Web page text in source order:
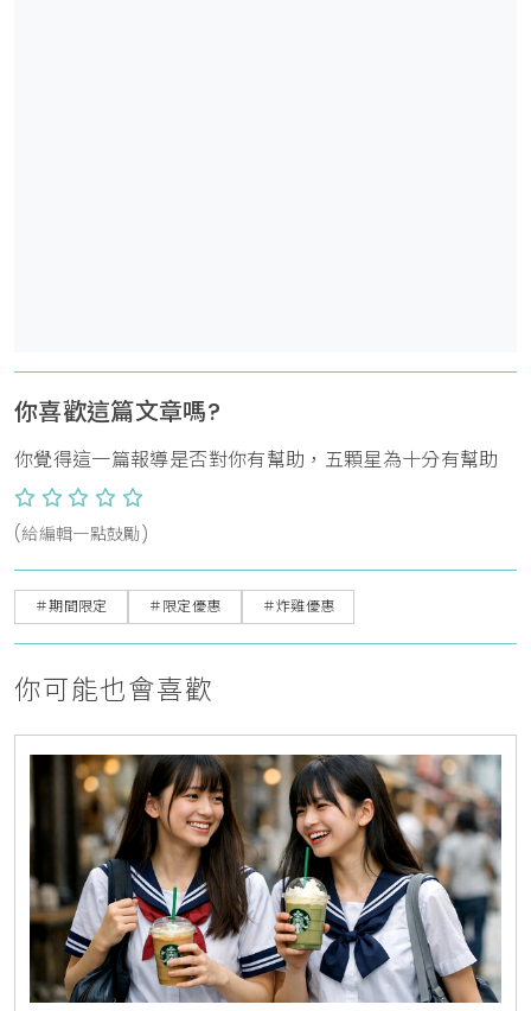
你喜歡這篇文章嗎?
你覺得這一篇報導是否對你有幫助，五顆星為十分有幫助
(給編輯一點鼓勵)
＃期間限定 ＃限定優惠 ＃炸雞優惠
你可能也會喜歡